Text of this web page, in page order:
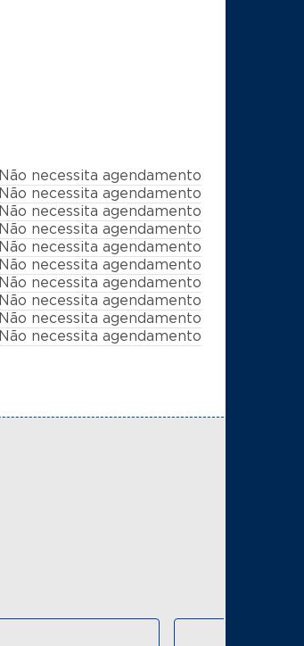
Não necessita agendamento
Não necessita agendamento
Não necessita agendamento
Não necessita agendamento
Não necessita agendamento
Não necessita agendamento
Não necessita agendamento
Não necessita agendamento
Não necessita agendamento
Não necessita agendamento